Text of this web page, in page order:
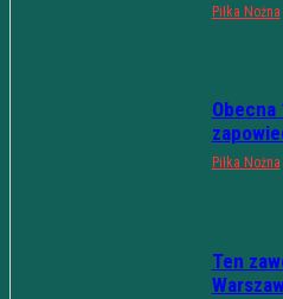
Piłka Nożna
Piłka Nożna
Ten